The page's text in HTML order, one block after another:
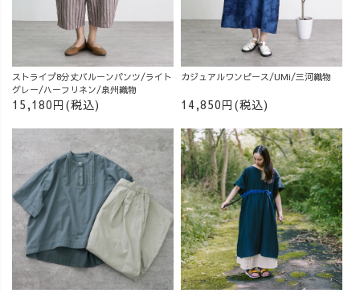
ストライプ8分丈バルーンパンツ/ライト
グレー/ハーフリネン/泉州織物
15,180円(税込)
カジュアルワンピース/UMi/三河織物
14,850円(税込)